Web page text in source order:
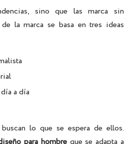
sino que las marca sin
la marca se basa en tres ideas
a día
lo que se espera de ellos.